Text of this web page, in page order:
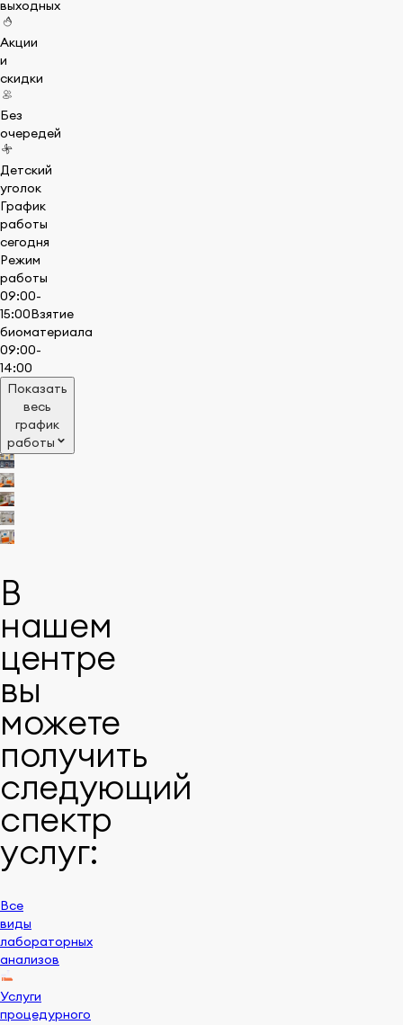
выходных
Акции
и
скидки
Без
очередей
Детский
уголок
График
работы
сегодня
Режим
работы
09:00-
15:00Взятие
биоматериала
09:00-
14:00
Показать
весь
график
работы
В
нашем
центре
вы
можете
получить
следующий
спектр
услуг:
Все
виды
лабораторных
анализов
Услуги
процедурного